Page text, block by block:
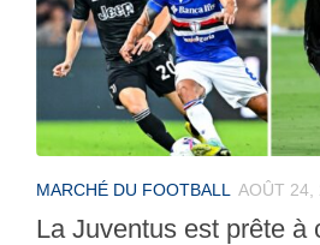
MARCHÉ DU FOOTBALL AOÛT 24,
La Juventus est prête à